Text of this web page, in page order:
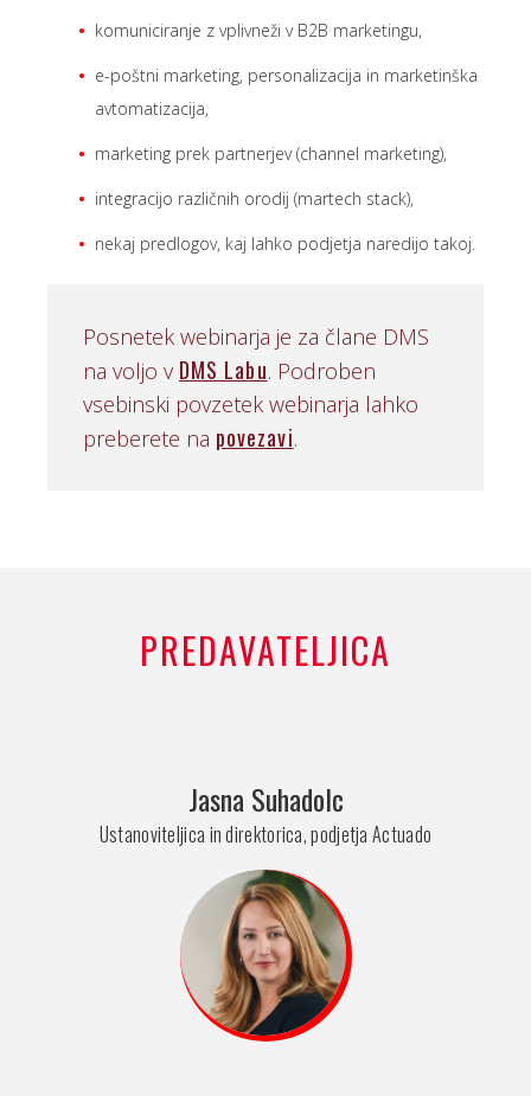
komuniciranje z vplivneži v B2B marketingu,
e-poštni marketing, personalizacija in marketinška
avtomatizacija,
marketing prek partnerjev (channel marketing),
integracijo različnih orodij (martech stack),
nekaj predlogov, kaj lahko podjetja naredijo takoj.
Posnetek webinarja je za člane DMS
na voljo v DMS Labu. Podroben
vsebinski povzetek webinarja lahko
preberete na povezavi.
PREDAVATELJICA
Jasna Suhadolc
Ustanoviteljica in direktorica, podjetja Actuado